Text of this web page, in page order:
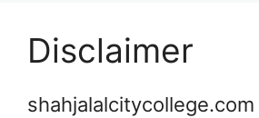
Disclaimer
shahjalalcitycollege.com